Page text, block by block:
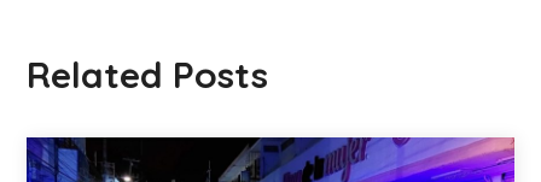
Related Posts